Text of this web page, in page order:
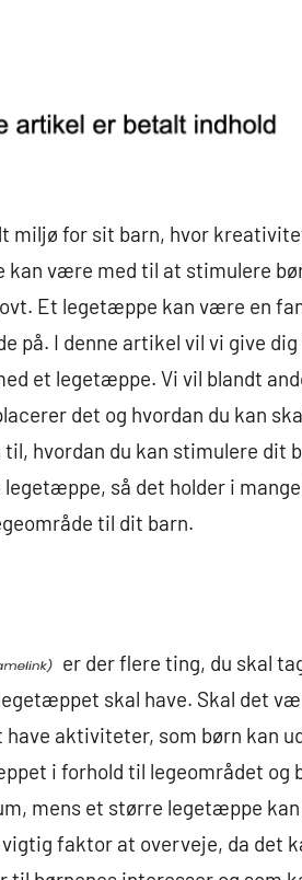
miljø for sit barn, hvor
være med til at stimulere
Et legetæppe kan være en
på. I denne artikel vil vi give
et legetæppe. Vi vil blandt
det og hvordan du kan
hvordan du kan stimulere dit
så det holder i
til dit barn.
er der flere ting, du skal
skal have. Skal det
aktiviteter, som børn kan
i forhold til legeområdet og
mens et større legetæppe
faktor at overveje, da det